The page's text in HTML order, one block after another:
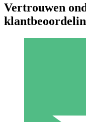
Betaal per gebruik
Vertrouwen